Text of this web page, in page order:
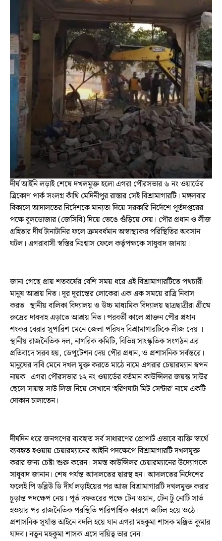
দীর্ঘ আইনি লড়াই শেষে দখলমুক্ত হলো এগরা পৌরসভার ৬ নং ওয়ার্ডের
ত্রিকোণ পার্ক সংলগ্ন কাঁথি মেদিনীপুর রাস্তার সেই বিশ্রামাগারটি। মঙ্গলবার
বিকালে আদালতের নির্দেশকে মান্যতা দিয়ে সরকারি নির্দেশে পূর্তদপ্তরের
পক্ষে বুলডোজার (জেসিবি) দিয়ে ভেঙে গুঁড়িয়ে দেয়। পৌর প্রধান ও লীজ
গ্ৰহিতার দীর্ঘ টানাটানির ফলে ক্রমবর্ধমান অস্বাস্থ্যকর পরিস্থিতির অবসান
ঘটল। এগরাবাসী স্বস্তির নিঃশ্বাস ফেলে কর্তৃপক্ষকে সাধুবাদ জানায়।
​জানা গেছে প্রায় শতবর্ষের বেশি সময় ধরে এই বিশ্রামাগারটিতে পথচারী
মানুষ আশ্রয় নিত। দূর দূরান্তের লোকেরা এক এক সময়ে রাত্রি নিবাস
করত। স্থানীয় বালিকা বিদ্যালয় ও উচ্চ মাধ্যমিক বিদ্যালয় ছাত্রছাত্রীরা গ্রীষ্মে
রুদ্রের দাবদাহ এড়াতে আশ্রয় নিত। পরবর্তী কালে প্রাক্তন পৌর প্রধান
শংকর বেরার সুপারিশ মেনে জেলা পরিষদ বিশ্রামাগারটিকে লীজ দেয় ।
স্থানীয় রাজনৈতিক দল, নাগরিক কমিটি, বিভিন্ন সাংস্কৃতিক সংগঠন এর
প্রতিবাদে সরব হয়, ডেপুটেশন দেয় পৌর প্রধান, ও প্রশাসনিক সর্বস্তরে।
মানুষের দাবি মেনে দখল মুক্ত করতে মাঠে নামে এগরার চেয়ারম্যান স্বপন
নায়ক। এগরা পৌরসভার ১২ নং ওয়ার্ডের বর্তমান কাউন্সিলর জয়ন্ত সাউর
ছেলে সায়ন্ত সাউ লিজ নিয়ে সেখানে ‘হরিণঘাটা মিট সেন্টার’ নামে একটি
দোকান চালাতেন।
দীর্ঘদিন ধরে জনগণের ব‍্যবহৃত সর্ব সাধারণের প্রোপার্ট এভাবে ব্যক্তি স্বার্থে
ব‍্যবহৃত হওয়ায় চেয়ারম্যানের আইনি পদক্ষেপে ​বিশ্রামাগারটি দখলমুক্ত
করার জন্য চেষ্টা শুরু করেন। সমস্ত কাউন্সিলর চেয়ারম্যানের উদ্যোগকে
সাধুবাদ জানান। শেষ পর্যন্ত আদালতের দ্বারস্থ হন। আদালতের নির্দেশের
ফলেই পি ডব্লিউ ডি দীর্ঘ লড়াইয়ের পর আজ বিশ্রামাগারটি দখলমুক্ত করার
চূড়ান্ত পদক্ষেপ নেয়। পূর্ত দফতরের পক্ষে টেন ওয়ান, টেন টু নোটি সার্ভ
হওয়ার পর রাজনৈতিক পরস্থিতি পারিপার্শ্বিক কারণে জটিল হয়ে ওঠে।
প্রশাসনিক সূর্যাস্ত আইনে বদলি হয়ে যান এগরা মহকুমা শাসক মঞ্জিত কুমার
যাদব। নতুন মহকুমা শাসক এসে দায়িত্ব ভার নেন।